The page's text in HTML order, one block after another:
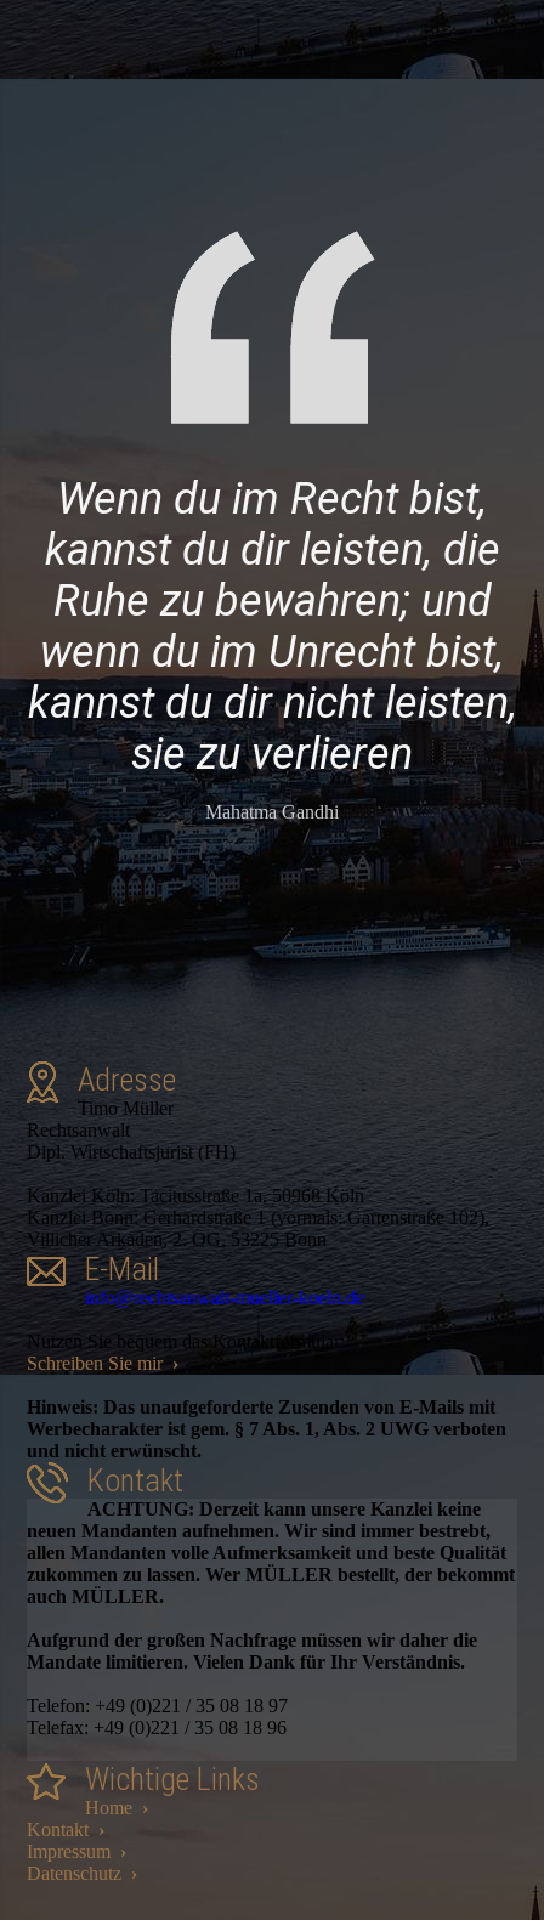
Wenn du im Recht bist,
kannst du dir leisten, die
Ruhe zu bewahren; und
wenn du im Unrecht bist,
kannst du dir nicht leisten,
sie zu verlieren
Mahatma Gandhi
Adresse
Timo Müller
Rechtsanwalt
Dipl. Wirtschaftsjurist (FH)
Kanzlei Köln: Tacitusstraße 1a, 50968 Köln
Kanzlei Bonn: Gerhardstraße 1 (vormals: Gartenstraße 102),
Villicher Arkaden, 2. OG, 53225 Bonn
E-Mail
info@rechtsanwalt-mueller-koeln.de
Nutzen Sie bequem das Kontaktformular:
Schreiben Sie mir ›
Hinweis: Das unaufgeforderte Zusenden von E-Mails mit
Werbecharakter ist gem. § 7 Abs. 1, Abs. 2 UWG verboten
und nicht erwünscht.
Kontakt
ACHTUNG: Derzeit kann unsere Kanzlei keine
neuen Mandanten aufnehmen. Wir sind immer bestrebt,
allen Mandanten volle Aufmerksamkeit und beste Qualität
zukommen zu lassen. Wer MÜLLER bestellt, der bekommt
auch MÜLLER.
Aufgrund der großen Nachfrage müssen wir daher die
Mandate limitieren. Vielen Dank für Ihr Verständnis.
Telefon: +49 (0)221 / 35 08 18 97
Telefax: +49 (0)221 / 35 08 18 96
Wichtige Links
Home ›
Kontakt ›
Impressum ›
Datenschutz ›